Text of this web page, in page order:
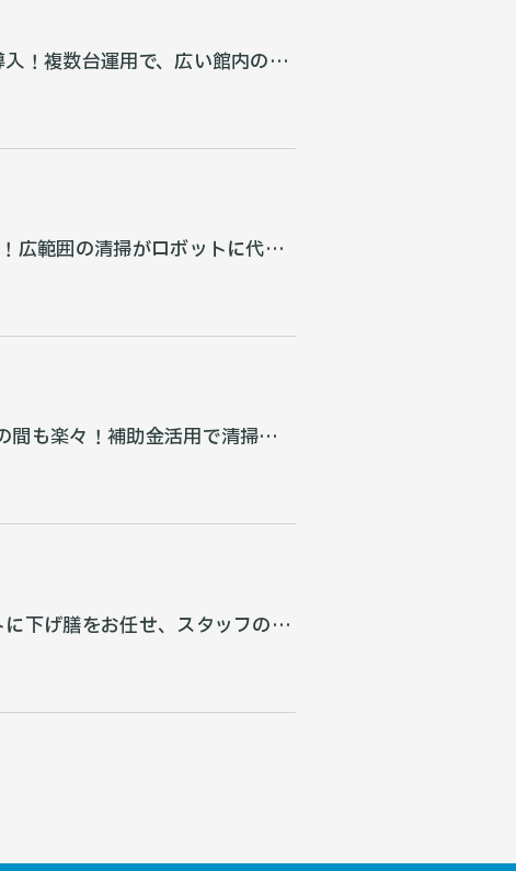
！複数台運用で、広い館内の細
広範囲の清掃がロボットに代替
間も楽々！補助金活用で清掃ロ
下げ膳をお任せ、スタッフの往